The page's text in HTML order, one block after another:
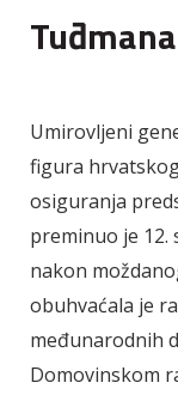
Umirovljeni
figura
osiguranja
preminuo je 12.
nakon
obuhvaćala je
međunarodnih
Domovinskom